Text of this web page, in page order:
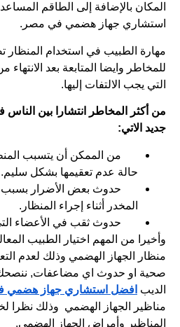
المكان بالإضافة إلى الطاقم
استشاري جهاز هضمي في مصر.
مهارة الطبيب في استخدام
للمخاطر وايضا المتابعة بعد
التي يجب الالتفات إليها.
من أكثر المخاطر انتشارا بين
جديد الاتي:
من الممكن أن يتسبب
حالة عدم تعقيمها بشكل سليم.
حدوث بعض الأضرار بسبب
المخدر أثناء إجراء المنظار.
حدوث ثقب في الأعضاء
وأخيرا من المهم اختيار الطبيب
منظار الجهاز الهضمي وذلك لعدم
صحية او حدوث اي مضاعفات, ننصحك
الديب افضل استشاري جهاز هضمي
مناظير الجهاز الهضمي وذلك نظرا
المناظير وأمراض الجهاز الهضمي.